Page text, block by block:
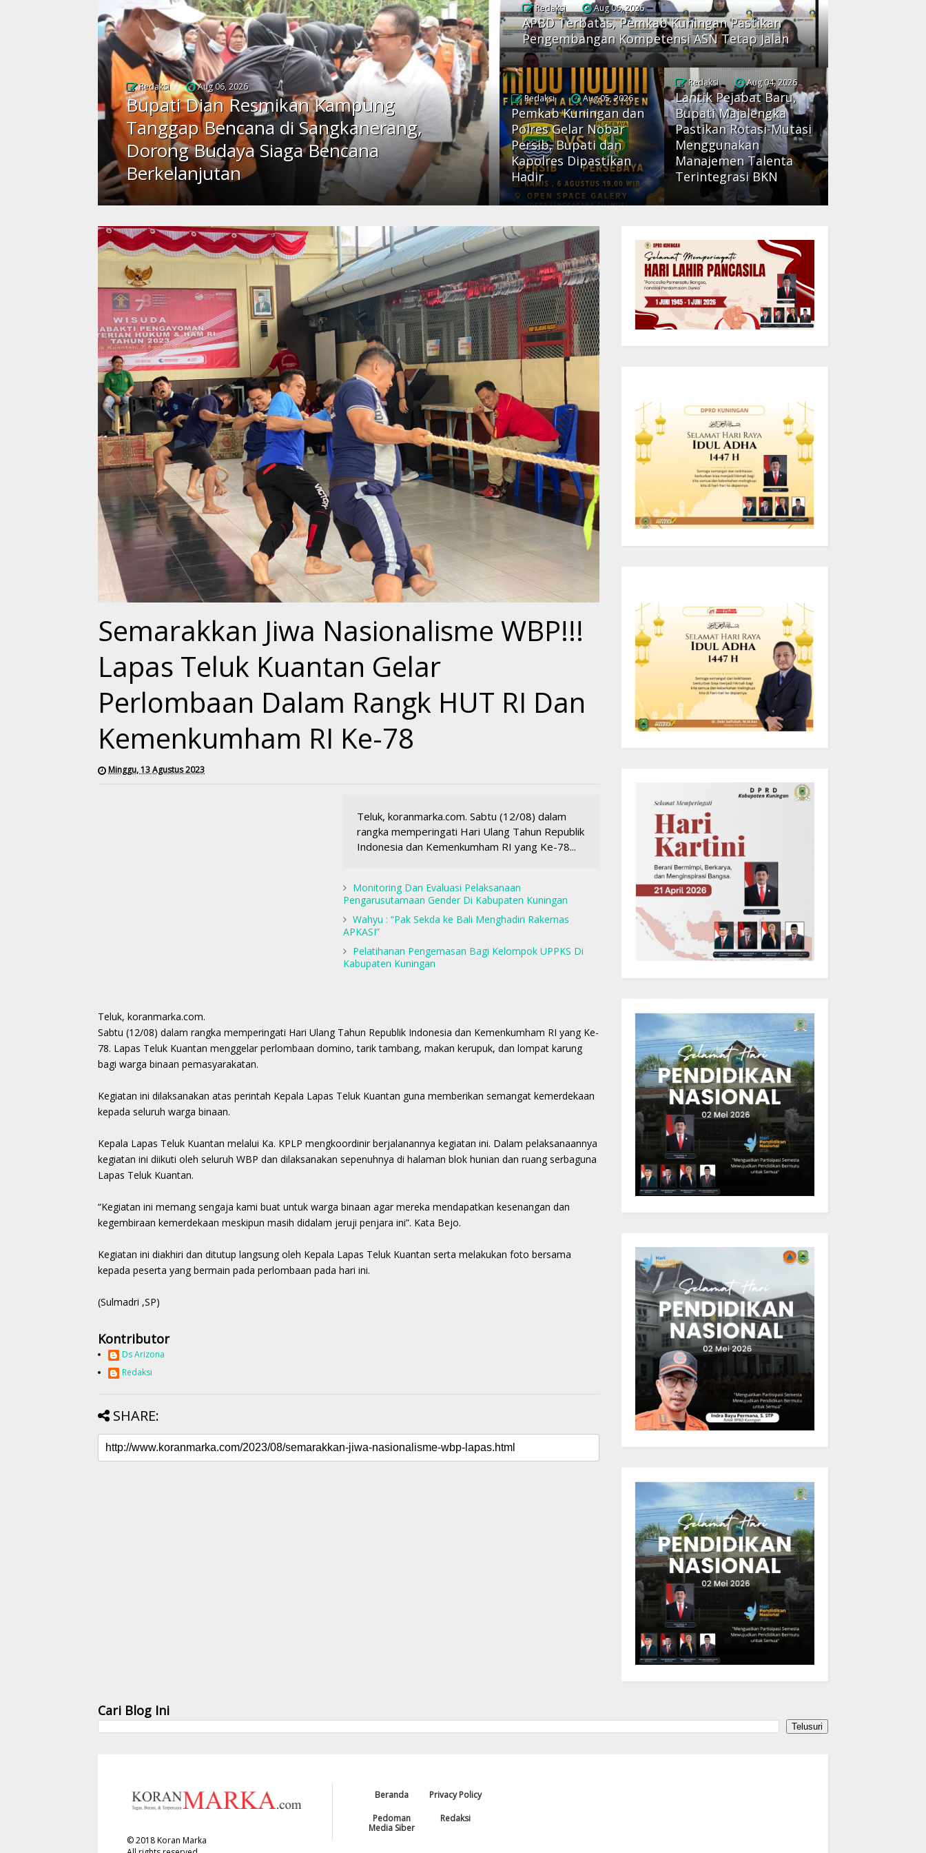
Redaksi Aug 06, 2026
Bupati Dian Resmikan Kampung
Tanggap Bencana di Sangkanerang,
Dorong Budaya Siaga Bencana
Berkelanjutan
Redaksi Aug 06, 2026
APBD Terbatas, Pemkab Kuningan Pastikan
Pengembangan Kompetensi ASN Tetap Jalan
Redaksi Aug 05, 2026
Pemkab Kuningan dan
Polres Gelar Nobar
Persib, Bupati dan
Kapolres Dipastikan
Hadir
Redaksi Aug 04, 2026
Lantik Pejabat Baru,
Bupati Majalengka
Pastikan Rotasi-Mutasi
Menggunakan
Manajemen Talenta
Terintegrasi BKN
Semarakkan Jiwa Nasionalisme WBP!!!
Lapas Teluk Kuantan Gelar
Perlombaan Dalam Rangk HUT RI Dan
Kemenkumham RI Ke-78
Minggu, 13 Agustus 2023
Teluk, koranmarka.com. Sabtu (12/08) dalam
rangka memperingati Hari Ulang Tahun Republik
Indonesia dan Kemenkumham RI yang Ke-78...
Monitoring Dan Evaluasi Pelaksanaan
Pengarusutamaan Gender Di Kabupaten Kuningan
Wahyu : “Pak Sekda ke Bali Menghadiri Rakernas
APKASI”
Pelatihanan Pengemasan Bagi Kelompok UPPKS Di
Kabupaten Kuningan
Teluk, koranmarka.com.
Sabtu (12/08) dalam rangka memperingati Hari Ulang Tahun Republik Indonesia dan Kemenkumham RI yang Ke-
78. Lapas Teluk Kuantan menggelar perlombaan domino, tarik tambang, makan kerupuk, dan lompat karung
bagi warga binaan pemasyarakatan.
Kegiatan ini dilaksanakan atas perintah Kepala Lapas Teluk Kuantan guna memberikan semangat kemerdekaan
kepada seluruh warga binaan.
Kepala Lapas Teluk Kuantan melalui Ka. KPLP mengkoordinir berjalanannya kegiatan ini. Dalam pelaksanaannya
kegiatan ini diikuti oleh seluruh WBP dan dilaksanakan sepenuhnya di halaman blok hunian dan ruang serbaguna
Lapas Teluk Kuantan.
“Kegiatan ini memang sengaja kami buat untuk warga binaan agar mereka mendapatkan kesenangan dan
kegembiraan kemerdekaan meskipun masih didalam jeruji penjara ini”. Kata Bejo.
Kegiatan ini diakhiri dan ditutup langsung oleh Kepala Lapas Teluk Kuantan serta melakukan foto bersama
kepada peserta yang bermain pada perlombaan pada hari ini.
(Sulmadri ,SP)
Kontributor
Ds Arizona
Redaksi
SHARE:
Cari Blog Ini
©2018Koran Marka
Beranda
Privacy Policy
Pedoman
Media Siber
Redaksi